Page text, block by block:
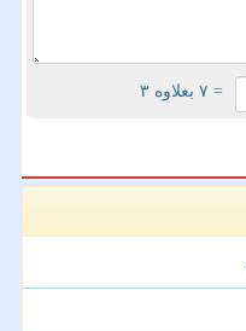
= ۷ بعلاوه ۳